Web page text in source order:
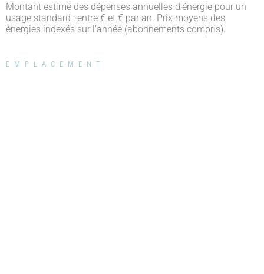
Montant estimé des dépenses annuelles d'énergie pour un
usage standard : entre € et € par an. Prix moyens des
énergies indexés sur l'année (abonnements compris).
EMPLACEMENT